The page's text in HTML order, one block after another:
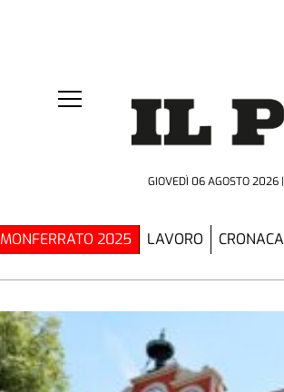
GIOVEDÌ 06 AGOSTO 2026
MONFERRATO 2025 LAVORO CRONACA